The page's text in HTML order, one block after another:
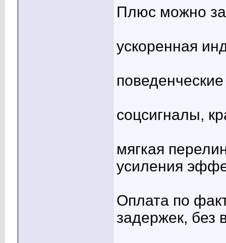
Плюс можно
ускоренная
соцсигналы,
мягкая
усиления
Оплата по
задержек, без